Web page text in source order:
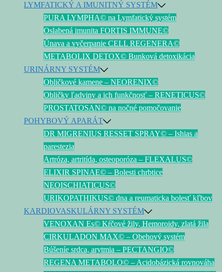
LYMFATICKÝ A IMUNITNÝ SYSTÉM
PURA LYMPHA© na Lymfatický systém
Oslabená imunita FORTIS IMMUNE©
Únava a vyčerpanie CELL REGENERA©
METABOLIX DETOX© Bunková detoxikácia
URINÁRNY SYSTÉM
Obličkové kamene – NEORENIX©
Obličky ľadviny a ich funkčnosť – RENETICUS©
PROSTATOSAN© na nočné pomočovanie
POHYBOVÝ APARÁT
DR MIGRENIUS RESSET SPRAY© – Ishias a
parestezia
Artróza, artritída, osteoporóza – FLEXALUS©
ELIXIR SPINAE© – Bolesti chrbtice
NEOISCHIATICUS©
URIKOPATHIKUS© dna a reumaticka bolesť kľbov
KARDIOVASKULÁRNY SYSTÉM
VENOXAN Es© Kŕčové žily, Hemoroidy, zlatá žila
CIRKULADON MAX© – Obehový systém
Búšeníe srdca, arytmia – PECTANGIO©
REGENA METABOLO© – Acidobázická rovnováha